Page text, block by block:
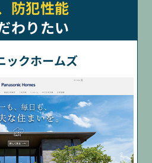
防犯性能
わりたい
ックホームズ